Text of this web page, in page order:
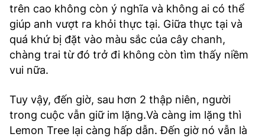
trên cao không còn ý nghĩa và không ai có thể
giúp anh vượt ra khỏi thực tại. Giữa thực tại và
quá khứ bị đặt vào màu sắc của cây chanh,
chàng trai từ đó trở đi không còn tìm thấy niềm
vui nữa.
Tuy vậy, đến giờ, sau hơn 2 thập niên, người
trong cuộc vẫn giữ im lặng.Và càng im lặng thì
Lemon Tree lại càng hấp dẫn. Đến giờ nó vẫn là